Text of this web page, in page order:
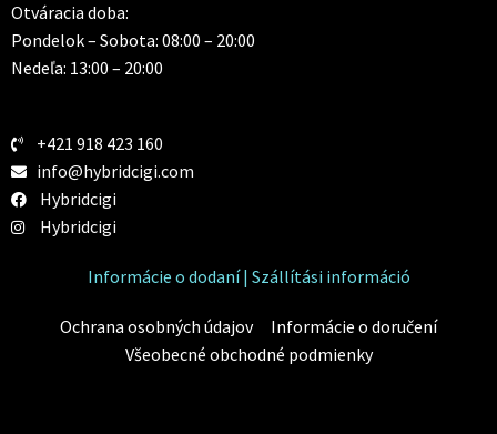
Otváracia doba:
Pondelok – Sobota: 08:00 – 20:00
Nedeľa: 13:00 – 20:00
+421 918 423 160
info@hybridcigi.com
Hybridcigi
Hybridcigi
Informácie o dodaní | Szállítási információ
Ochrana osobných údajov
Informácie o doručení
Všeobecné obchodné podmienky